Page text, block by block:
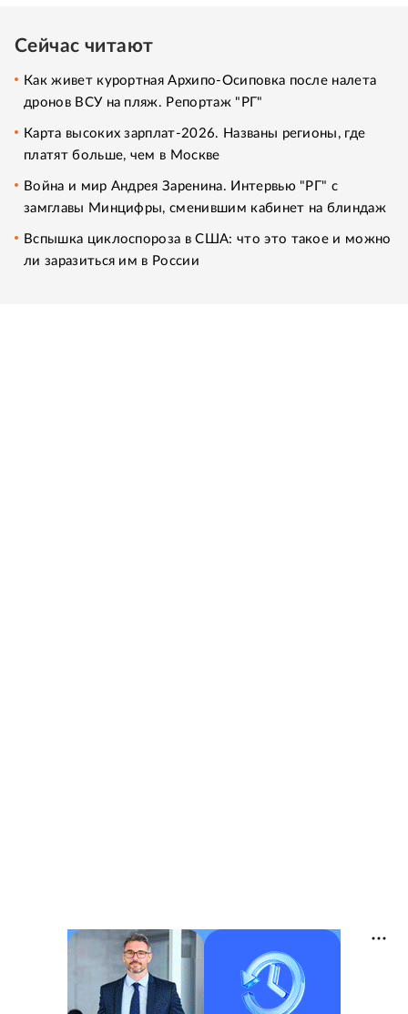
Сейчас читают
Как живет курортная Архипо-Осиповка после налета
дронов ВСУ на пляж. Репортаж "РГ"
Карта высоких зарплат-2026. Названы регионы, где
платят больше, чем в Москве
Война и мир Андрея Заренина. Интервью "РГ" с
замглавы Минцифры, сменившим кабинет на блиндаж
Вспышка циклоспороза в США: что это такое и можно
ли заразиться им в России